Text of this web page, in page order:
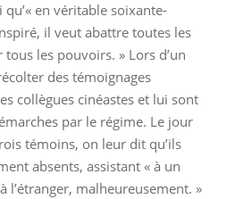
en véritable soixante-
il veut abattre toutes les
les pouvoirs. » Lors d’un
des témoignages
collègues cinéastes et lui sont
par le régime. Le jour
témoins, on leur dit qu’ils
absents, assistant « à un
l’étranger, malheureusement. »